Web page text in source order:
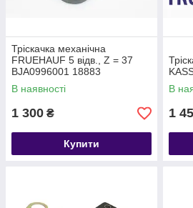
Тріскачка механічна
FRUEHAUF 5 відв., Z = 37
BJA0996001 18883
2100205911 AJA0996001
BJA0997003
В наявності
1 300 ₴
Купити
В
1